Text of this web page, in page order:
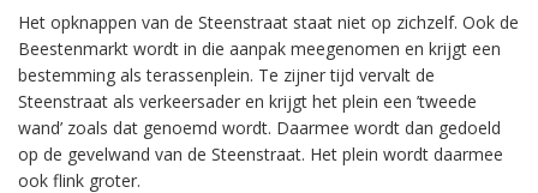
Het opknappen van de Steenstraat staat niet op zichzelf. Ook de
Beestenmarkt wordt in die aanpak meegenomen en krijgt een
bestemming als terassenplein. Te zijner tijd vervalt de
Steenstraat als verkeersader en krijgt het plein een ’tweede
wand’ zoals dat genoemd wordt. Daarmee wordt dan gedoeld
op de gevelwand van de Steenstraat. Het plein wordt daarmee
ook flink groter.